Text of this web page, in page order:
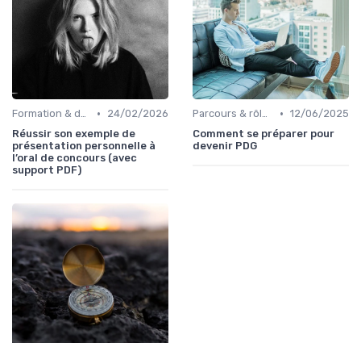
Formation & développement du leadership •
24/02/2026
Réussir son exemple de
présentation personnelle à
l’oral de concours (avec
support PDF)
Parcours & rôle du CEO • 12/06/2025
Comment se préparer pour
devenir PDG